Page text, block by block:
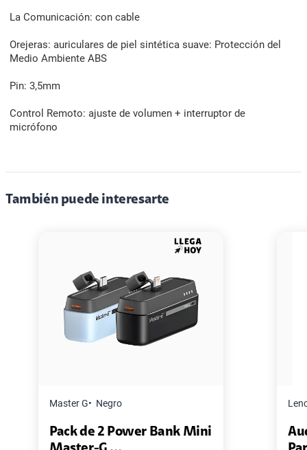
La Comunicación: con cable
Orejeras: auriculares de piel sintética suave: Protección del
Medio Ambiente ABS
Pin: 3,5mm
Control Remoto: ajuste de volumen + interruptor de
micrófono
También puede interesarte
Mini
Audífono Lenovo HE05X +